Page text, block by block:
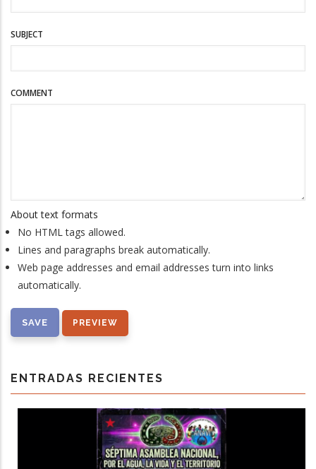
SUBJECT
COMMENT
About text formats
No HTML tags allowed.
Lines and paragraphs break automatically.
Web page addresses and email addresses turn into links
automatically.
ENTRADAS RECIENTES